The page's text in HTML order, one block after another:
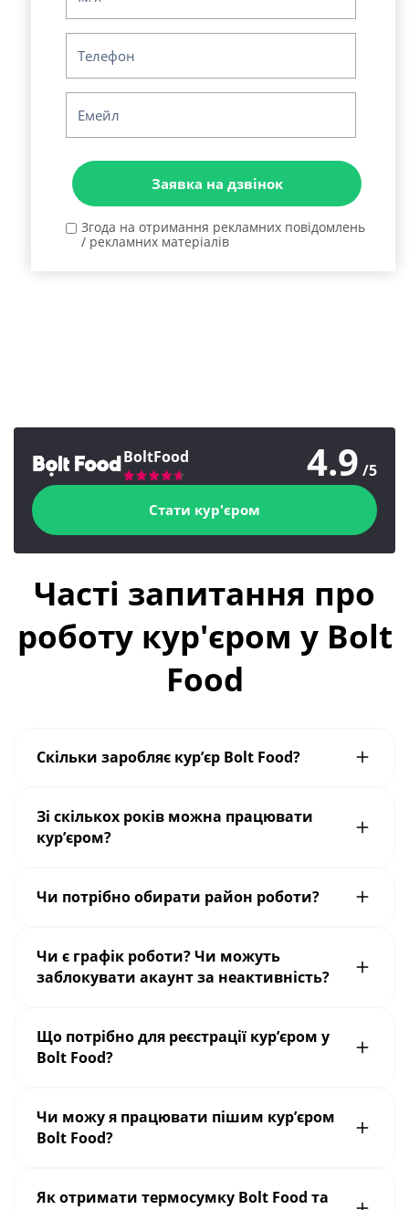
Згода на отримання рекламних повідомлень
/ рекламних матеріалів
BoltFood 4.9 /5
Стати кур'єром
Часті запитання про
роботу кур'єром у Bolt
Food
Скільки заробляє кур’єр Bolt Food?
Зі скількох років можна працювати
кур’єром?
Чи потрібно обирати район роботи?
Чи є графік роботи? Чи можуть
заблокувати акаунт за неактивність?
Що потрібно для реєстрації кур’єром у
Bolt Food?
Чи можу я працювати пішим кур’єром
Bolt Food?
Як отримати термосумку Bolt Food та